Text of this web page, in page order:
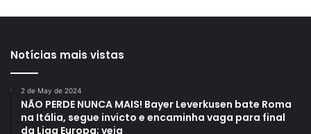
Notícias mais vistas
2 de May de 2024
NÃO PERDE NUNCA MAIS! Bayer Leverkusen bate Roma
na Itália, segue invicto e encaminha vaga para final
da Liga Europa; veja